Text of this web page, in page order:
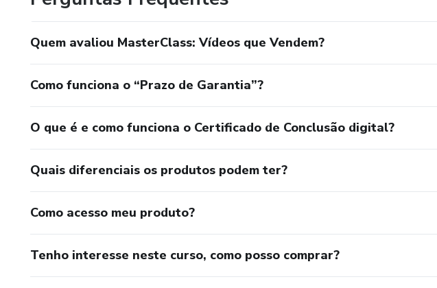
Quem avaliou MasterClass: Vídeos que Vendem?
Como funciona o “Prazo de Garantia”?
O que é e como funciona o Certificado de Conclusão digital?
Quais diferenciais os produtos podem ter?
Como acesso meu produto?
Tenho interesse neste curso, como posso comprar?